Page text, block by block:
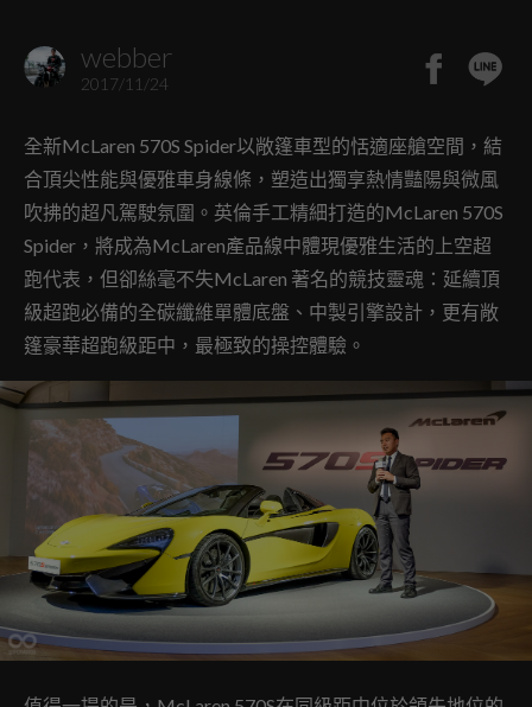
webber
2017/11/24
全新McLaren 570S Spider以敞篷車型的恬適座艙空間，結
合頂尖性能與優雅車身線條，塑造出獨享熱情豔陽與微風
吹拂的超凡駕駛氛圍。英倫手工精細打造的McLaren 570S
Spider，將成為McLaren產品線中體現優雅生活的上空超
跑代表，但卻絲毫不失McLaren 著名的競技靈魂：延續頂
級超跑必備的全碳纖維單體底盤、中製引擎設計，更有敞
篷豪華超跑級距中，最極致的操控體驗。